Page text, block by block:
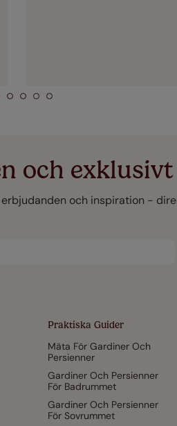
och
och inspiration -
Praktiska Guider
Mäta För Gardiner Och
Persienner
Gardiner Och Persienner
För Badrummet
Gardiner Och Persienner
För Sovrummet